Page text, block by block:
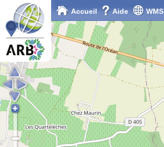
Accueil Aide WMS